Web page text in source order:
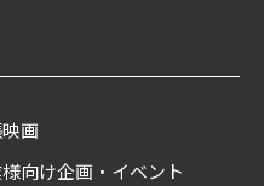
画
向け企画・イベント